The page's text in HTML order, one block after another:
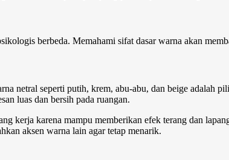
berbeda. Memahami sifat dasar warna akan
netral seperti putih, krem, abu-abu, dan beige adalah
luas dan bersih pada ruangan.
kerja karena mampu memberikan efek terang dan
aksen warna lain agar tetap menarik.